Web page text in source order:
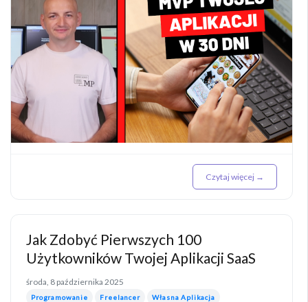
Czytaj więcej →
Jak Zdobyć Pierwszych 100
Użytkowników Twojej Aplikacji SaaS
środa, 8 października 2025
Programowanie Freelancer Własna Aplikacja